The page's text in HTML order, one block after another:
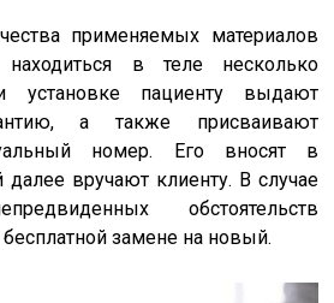
применяемых материалов
в теле несколько
установке пациенту выдают
а также присваивают
номер. Его вносят в
далее вручают клиенту. В случае
обстоятельств
замене на новый.